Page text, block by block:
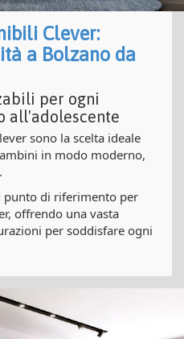
Clever:
a Bolzano da
per ogni
all'adolescente
sono la scelta ideale
in modo moderno,
punto di riferimento per
offrendo una vasta
per soddisfare ogni